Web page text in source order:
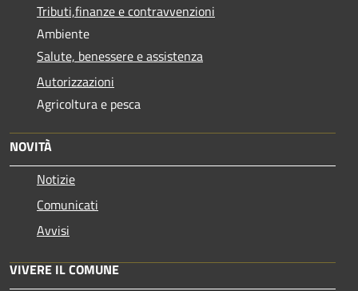
Tributi,finanze e contravvenzioni
Ambiente
Salute, benessere e assistenza
Autorizzazioni
Agricoltura e pesca
NOVITÀ
Notizie
Comunicati
Avvisi
VIVERE IL COMUNE